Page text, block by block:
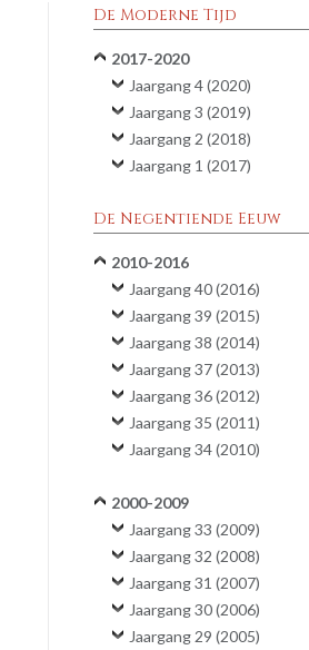
De Moderne Tijd
2017-2020
Jaargang 4 (2020)
Jaargang 3 (2019)
Jaargang 2 (2018)
Jaargang 1 (2017)
De Negentiende Eeuw
2010-2016
Jaargang 40 (2016)
Jaargang 39 (2015)
Jaargang 38 (2014)
Jaargang 37 (2013)
Jaargang 36 (2012)
Jaargang 35 (2011)
Jaargang 34 (2010)
2000-2009
Jaargang 33 (2009)
Jaargang 32 (2008)
Jaargang 31 (2007)
Jaargang 30 (2006)
Jaargang 29 (2005)